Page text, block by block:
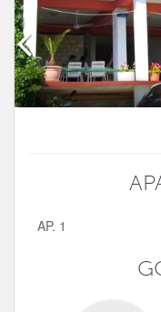
AP. 1